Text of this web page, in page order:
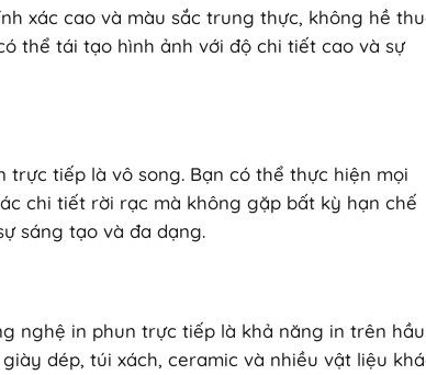
xác cao và màu sắc trung thực, không hề
thể tái tạo hình ảnh với độ chi tiết cao và sự
tiếp là vô song. Bạn có thể thực hiện mọi
chi tiết rời rạc mà không gặp bất kỳ hạn chế
sáng tạo và đa dạng.
nghệ in phun trực tiếp là khả năng in trên hầu
dép, túi xách, ceramic và nhiều vật liệu